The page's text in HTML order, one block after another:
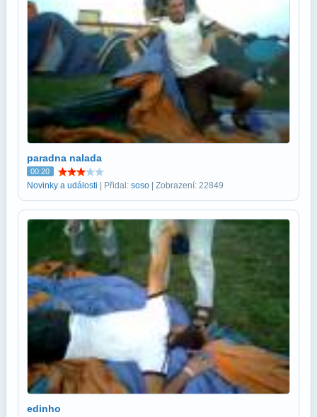
paradna nalada
00:20
Novinky a události | Přidal: soso | Zobrazení: 22849
edinho